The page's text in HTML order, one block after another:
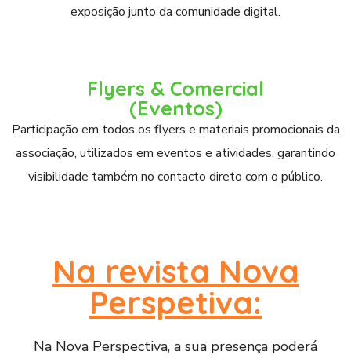
exposição junto da comunidade digital.
Flyers & Comercial
(Eventos)
Participação em todos os flyers e materiais promocionais da
associação, utilizados em eventos e atividades, garantindo
visibilidade também no contacto direto com o público.
Na revista Nova
Perspetiva:
Na Nova Perspectiva, a sua presença poderá